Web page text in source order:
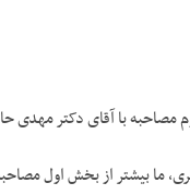
دکتر مهدی حائری یزدی در روز شنبه ۱۵ بهمن ۱۳۶۷
ما بیشتر از بخش اول